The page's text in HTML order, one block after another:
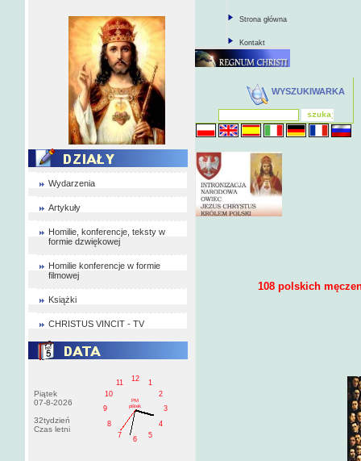
Wydarzenia
Artykuły
Homilie, konferencje, teksty w
formie dzwiękowej
Homilie konferencje w formie
filmowej
Książki
CHRISTUS VINCIT - TV
Piątek
07-8-2026
32tydzień
Czas letni
1
2
3
4
5
6
7
8
9
10
11
12
PM
pištek
Strona główna
Kontakt
WYSZUKIWARKA
108 polskich